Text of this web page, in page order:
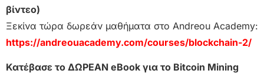
βίντεο)
Ξεκίνα τώρα δωρεάν μαθήματα στο Andreou Academy:
https://andreouacademy.com/courses/blockchain-2/
Κατέβασε το ΔΩΡΕΑΝ eBook για το Bitcoin Mining